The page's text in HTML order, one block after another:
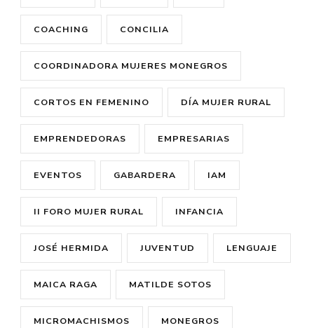
COACHING CONCILIA
COORDINADORA MUJERES MONEGROS
CORTOS EN FEMENINO DÍA MUJER RURAL
EMPRENDEDORAS EMPRESARIAS
EVENTOS GABARDERA IAM
II FORO MUJER RURAL INFANCIA
JOSÉ HERMIDA JUVENTUD LENGUAJE
MAICA RAGA MATILDE SOTOS
MICROMACHISMOS MONEGROS